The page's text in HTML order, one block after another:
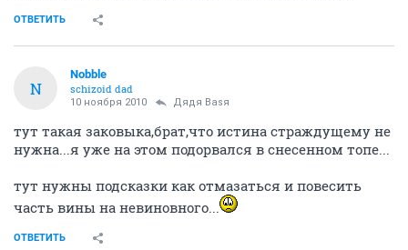
ОТВЕТИТЬ
N
Nobble
schizoid dad
10 ноября 2010 Дядя Ваsя
тут такая заковыка,брат,что истина страждущему не
нужна...я уже на этом подорвался в снесенном топе...
тут нужны подсказки как отмазаться и повесить
часть вины на невиновного...
ОТВЕТИТЬ